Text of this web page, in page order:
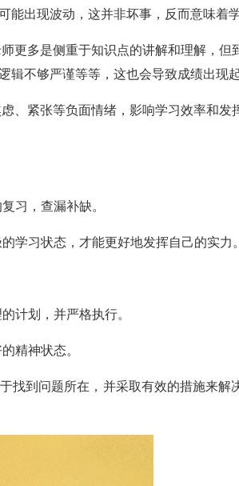
出现波动，这并非坏事，反而意味着
更多是侧重于知识点的讲解和理解，但
不够严谨等等，这也会导致成绩出现起
、紧张等负面情绪，影响学习效率和发
习，查漏补缺。
学习状态，才能更好地发挥自己的实力。
计划，并严格执行。
精神状态。
找到问题所在，并采取有效的措施来解